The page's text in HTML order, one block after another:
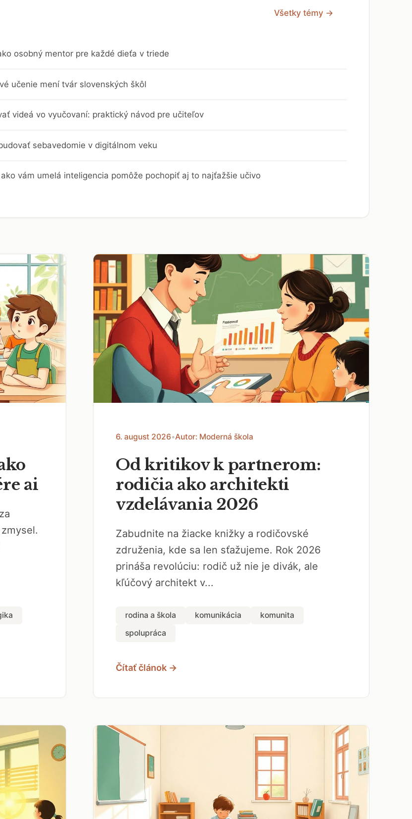
Všetky témy →
osobný mentor pre každé dieťa v triede
učenie mení tvár slovenských škôl
videá vo vyučovaní: praktický návod pre učiteľov
sebavedomie v digitálnom veku
vám umelá inteligencia pomôže pochopiť aj to najťažšie učivo
ai
6. august 2026•Autor: Moderná škola
Od kritikov k partnerom:
rodičia ako architekti
vzdelávania 2026
Zabudnite na žiacke knižky a rodičovské
združenia, kde sa len sťažujeme. Rok 2026
prináša revolúciu: rodič už nie je divák, ale
kľúčový architekt v...
rodina a škola komunikácia
komunita
spolupráca
Čítať článok →